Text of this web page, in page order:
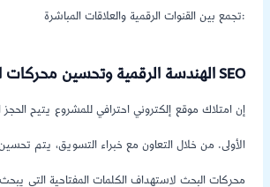
تجمع بين القنوات الرقمية والعلاقات المباشرة:
1. الهندسة الرقمية وتحسين محركات البحث SEO
إن امتلاك موقع إلكتروني احترافي للمشروع يتيح
الأولى. من خلال التعاون مع خبراء التسويق، يتم
محركات البحث لاستهداف الكلمات المفتاحية التي